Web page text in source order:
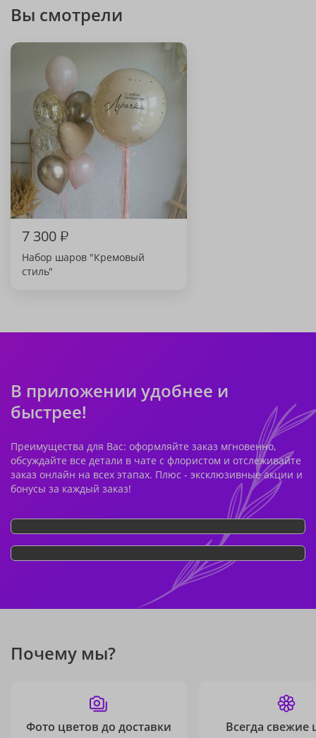
Вы смотрели
7 300₽
Набор шаров "Кремовый
стиль"
В приложении удобнее и
быстрее!
Преимущества для Вас: оформляйте заказ мгновенно,
обсуждайте все детали в чате с флористом и отслеживайте
заказ онлайн на всех этапах. Плюс - эксклюзивные акции и
бонусы за каждый заказ!
Почему мы?
Фото цветов до доставки Всегда свежие